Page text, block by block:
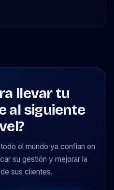
llevar tu
al siguiente
el mundo ya confían en
su gestión y mejorar la
sus clientes.